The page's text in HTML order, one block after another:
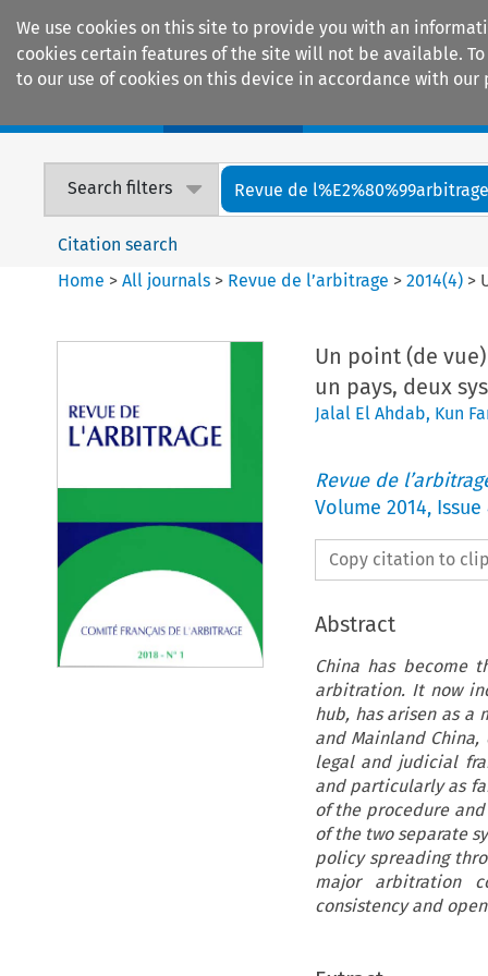
We use cookies on this site to provide you with an
cookies certain features of the site will not be available.
to our use of cookies on this device in accordance with our
Search filters Revue de l%E2%80%99arbitrage
Citation search
Home >All journals > Revue de l’arbitrage >2014(4) >
Un point (de
un pays, deux
Jalal El Ahdab, Kun
Revue de
Volume 2014, Issue
Copy citation to
Abstract
China has become
arbitration. It now
hub, has arisen as a
and Mainland
legal and judicial
and particularly as
of the procedure
of the two separate
policy spreading
major arbitration
consistency and